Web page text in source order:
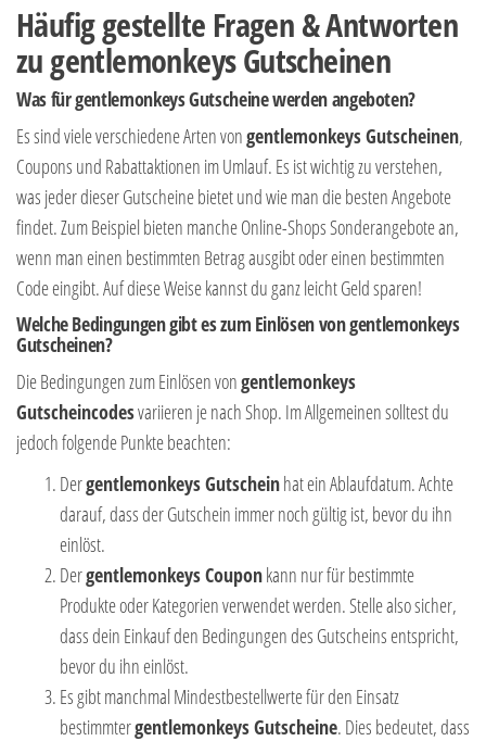
Häufig gestellte Fragen & Antworten
zu gentlemonkeys Gutscheinen
Was für gentlemonkeys Gutscheine werden angeboten?
Es sind viele verschiedene Arten vongentlemonkeys Gutscheinen,
Coupons und Rabattaktionen im Umlauf. Es ist wichtig zu verstehen,
was jeder dieser Gutscheine bietet und wie man die besten Angebote
findet. Zum Beispiel bieten manche Online-Shops Sonderangebote an,
wenn man einen bestimmten Betrag ausgibt oder einen bestimmten
Code eingibt. Auf diese Weise kannst du ganz leicht Geld sparen!
Welche Bedingungen gibt es zum Einlösen von gentlemonkeys
Gutscheinen?
Die Bedingungen zum Einlösen vongentlemonkeys
Gutscheincodesvariieren je nach Shop. Im Allgemeinen solltest du
jedoch folgende Punkte beachten:
Dergentlemonkeys Gutscheinhat ein Ablaufdatum. Achte
darauf, dass der Gutschein immer noch gültig ist, bevor du ihn
einlöst.
Dergentlemonkeys Couponkann nur für bestimmte
Produkte oder Kategorien verwendet werden. Stelle also sicher,
dass dein Einkauf den Bedingungen des Gutscheins entspricht,
bevor du ihn einlöst.
Es gibt manchmal Mindestbestellwerte für den Einsatz
bestimmtergentlemonkeys Gutscheine. Dies bedeutet, dass